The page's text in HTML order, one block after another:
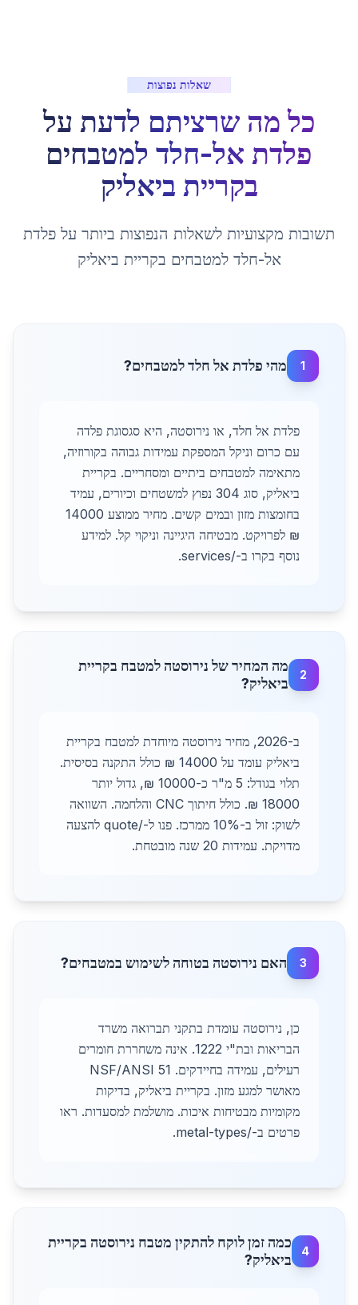
שאלות נפוצות
כל מה שרציתם לדעת על
פלדת אל-חלד למטבחים
בקריית ביאליק
תשובות מקצועיות לשאלות הנפוצות ביותר על פלדת
אל-חלד למטבחים בקריית ביאליק
1 מהי פלדת אל חלד למטבחים?
פלדת אל חלד, או נירוסטה, היא סגסוגת פלדה
עם כרום וניקל המספקת עמידות גבוהה בקורוזיה,
מתאימה למטבחים ביתיים ומסחריים. בקריית
ביאליק, סוג 304 נפוץ למשטחים וכיורים, עמיד
בחומצות מזון ובמים קשים. מחיר ממוצע 14000
₪ לפרויקט. מבטיחה היגיינה וניקוי קל. למידע
נוסף בקרו ב-/services.
2
מה המחיר של נירוסטה למטבח בקריית
ביאליק?
ב-2026, מחיר נירוסטה מיוחדת למטבח בקריית
ביאליק עומד על 14000 ₪ כולל התקנה בסיסית.
תלוי בגודל: 5 מ"ר כ-10000 ₪, גדול יותר
18000 ₪. כולל חיתוך CNC והלחמה. השוואה
לשוק: זול ב-10% ממרכז. פנו ל-/quote להצעה
מדויקת. עמידות 20 שנה מובטחת.
3 האם נירוסטה בטוחה לשימוש במטבחים?
כן, נירוסטה עומדת בתקני תברואה משרד
הבריאות ובת"י 1222. אינה משחררת חומרים
רעילים, עמידה בחיידקים. NSF/ANSI 51
מאושר למגע מזון. בקריית ביאליק, בדיקות
מקומיות מבטיחות איכות. מושלמת למסעדות. ראו
פרטים ב-/metal-types.
4
כמה זמן לוקח להתקין מטבח נירוסטה בקריית
ביאליק?